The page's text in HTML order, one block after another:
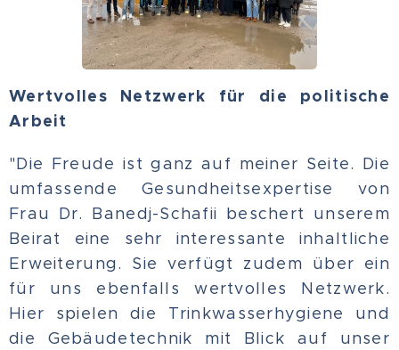
Wertvolles Netzwerk für die politische
Arbeit
"Die Freude ist ganz auf meiner Seite. Die
umfassende Gesundheitsexpertise von
Frau Dr. Banedj-Schafii beschert unserem
Beirat eine sehr interessante inhaltliche
Erweiterung. Sie verfügt zudem über ein
für uns ebenfalls wertvolles Netzwerk.
Hier spielen die Trinkwasserhygiene und
die Gebäudetechnik mit Blick auf unser